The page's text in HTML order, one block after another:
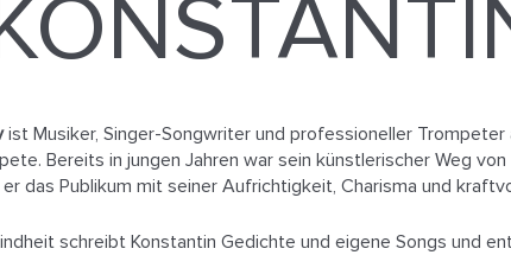
ist Musiker, Singer-Songwriter und professioneller
Bereits in jungen Jahren war sein künstlerischer Weg
das Publikum mit seiner Aufrichtigkeit, Charisma und
schreibt Konstantin Gedichte und eigene Songs und